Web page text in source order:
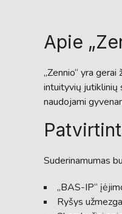
Apie
„Zennio“ yra
intuityvių jutiklinių
naudojami
Suderinamumas
„BAS-IP“
Ryšys